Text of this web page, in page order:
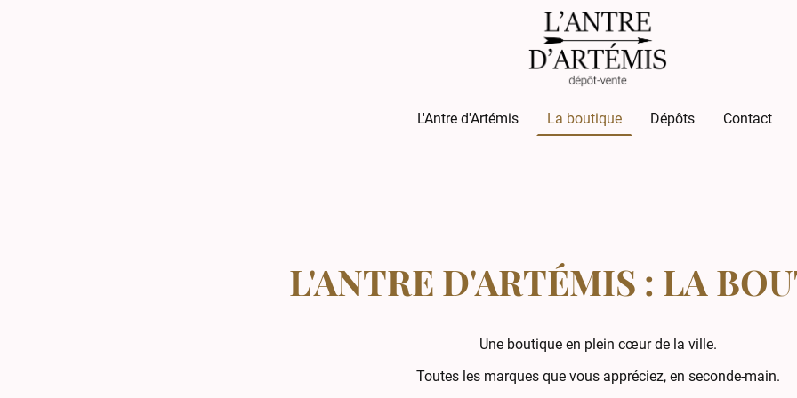
L'Antre d'Artémis La boutique Dépôts Contact
L'ANTRE D'ARTÉMIS : LA
Une boutique en plein cœur de la ville.
Toutes les marques que vous appréciez, en seconde-main.